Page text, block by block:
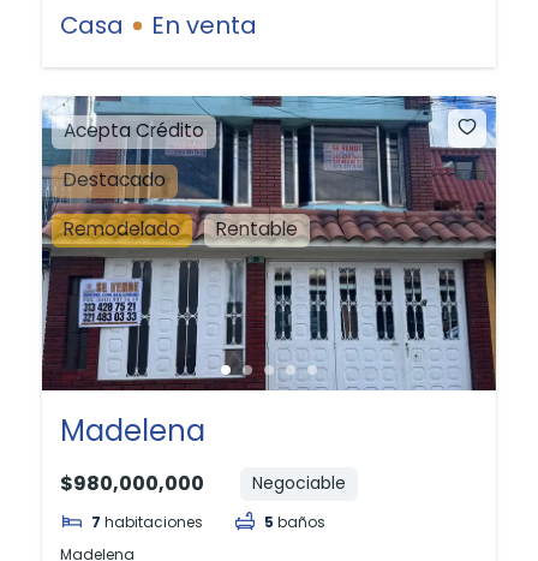
Casa En venta
Acepta Crédito
Destacado
Remodelado
Rentable
Madelena
$980,000,000 Negociable
7 habitaciones 5 baños
Madelena